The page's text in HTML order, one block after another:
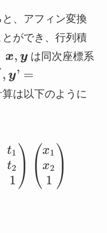
、アフィン変換
ができ、行列積
\bm{x},
\bm{y}
x, y は同次座標系
, y’ =
は以下のように
t1
t2
1
x1
x2
1